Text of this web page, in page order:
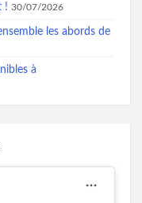
! 30/07/2026
les abords de
à